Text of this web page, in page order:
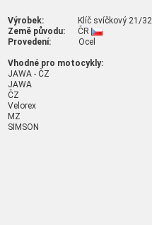
Výrobek: Klíč svíčkový 21/
Země původu: ČR
Provedení: Ocel
Vhodné pro motocykly:
JAWA - ČZ
JAWA
ČZ
Velorex
MZ
SIMSON